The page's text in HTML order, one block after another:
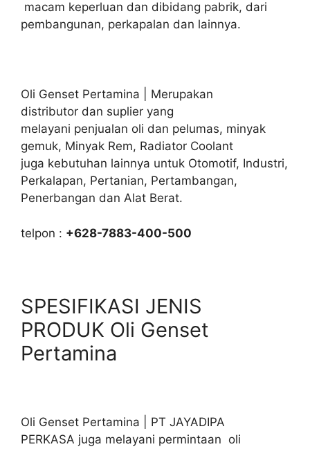
macam keperluan dan dibidang pabrik, dari
pembangunan, perkapalan dan lainnya.
Oli Genset Pertamina | Merupakan
distributor dan suplier yang
melayani penjualan oli dan pelumas, minyak
gemuk, Minyak Rem, Radiator Coolant
juga kebutuhan lainnya untuk Otomotif, Industri,
Perkalapan, Pertanian, Pertambangan,
Penerbangan dan Alat Berat.
telpon : +628-7883-400-500
SPESIFIKASI JENIS
PRODUK Oli Genset
Pertamina
Oli Genset Pertamina | PT JAYADIPA
PERKASA juga melayani permintaan oli